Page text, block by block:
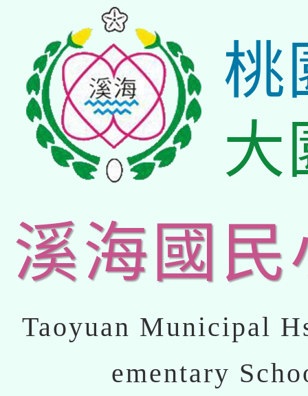
桃
大
溪海國民
Taoyuan Municipal
ementary